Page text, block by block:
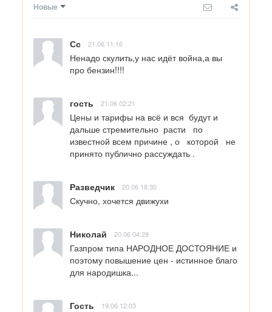
Новые
Сс 21.06 11:16
Ненадо скулить,у нас идёт война,а вы
про бензин!!!!
гость 21.06 02:21
Цены и тарифы на всё и вся  будут и
дальше стремительно  расти   по
известной всем причине , о   которой   не
принято публично рассуждать .
Разведчик 20.06 18:30
Скучно, хочется движухи
Николай 20.06 04:28
Газпром типа НАРОДНОЕ ДОСТОЯНИЕ и
поэтому повышение цен - истинное благо
для народишка...
Гость 19.06 12:03